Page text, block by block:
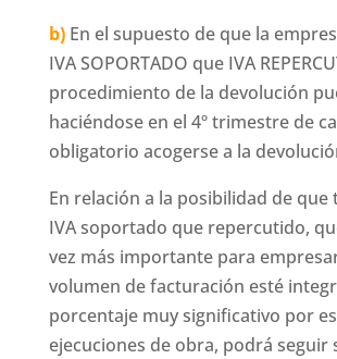
b)En el supuesto de que la
IVA SOPORTADO que IVA
procedimiento de la devolución
haciéndose en el 4º trimestre de
obligatorio acogerse a la
En relación a la posibilidad de que
IVA soportado que repercutido,
vez más importante para
volumen de facturación esté
porcentaje muy significativo por
ejecuciones de obra, podrá seguir